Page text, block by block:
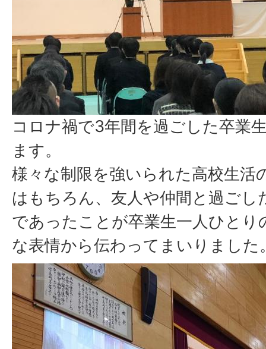
コロナ禍で3年間を過ごした卒業
ます。
様々な制限を強いられた高校生活
はもちろん、友人や仲間と過ごし
であったことが卒業生一人ひと
な表情から伝わってまいりました